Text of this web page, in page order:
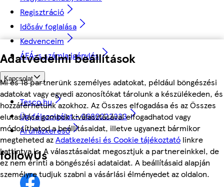
Adatvédelmi beállítások
Mi és 18 partnerünk személyes adatokat, például böngészési
adatokat vagy egyedi azonosítókat tárolunk a készülékeden, és
hozzáférhetünk azokhoz. Az Összes elfogadása és az Összes
elutasítása gombok kiválasztásával elfogadhatod vagy
módosíthatod a beállításaidat, illetve ugyanezt bármikor
megteheted azAdatkezelési és Cookie tájékoztató linkre
kattintva is. A választásaidat megosztjuk a partnereinkkel, de
ez nem érinti a böngészési adataidat. A beállításaid alapján
személyre tudjuk szabni a vásárlási élményedet az oldalon.
Regisztráció
Idősáv foglalása
Kedvenceim
ÁFÁ-s számla igénylés
Kapcsolat
Tesco.hu
Ügyfélszolgálat - 0680222333
Áruházkereső
followUs